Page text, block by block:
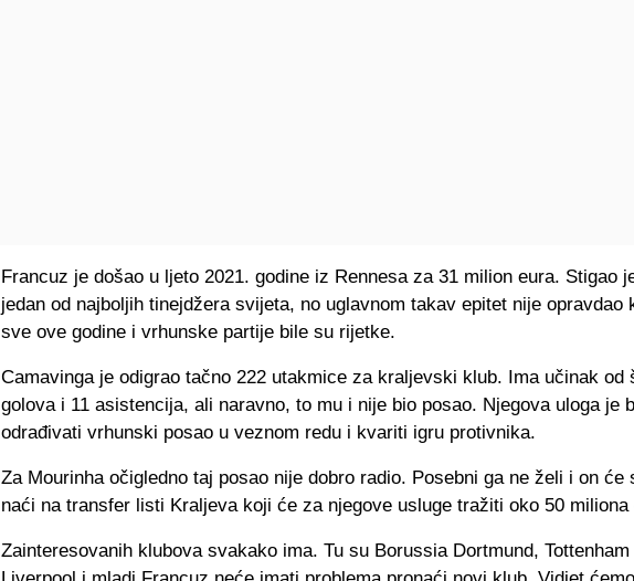
Francuz je došao u ljeto 2021. godine iz Rennesa za 31 milion eura. Stigao
jedan od najboljih tinejdžera svijeta, no uglavnom takav epitet nije opravdao
sve ove godine i vrhunske partije bile su rijetke.
Camavinga je odigrao tačno 222 utakmice za kraljevski klub. Ima učinak od
golova i 11 asistencija, ali naravno, to mu i nije bio posao. Njegova uloga je
odrađivati vrhunski posao u veznom redu i kvariti igru protivnika.
Za Mourinha očigledno taj posao nije dobro radio. Posebni ga ne želi i on će
naći na transfer listi Kraljeva koji će za njegove usluge tražiti oko 50 miliona
Zainteresovanih klubova svakako ima. Tu su Borussia Dortmund, Tottenham